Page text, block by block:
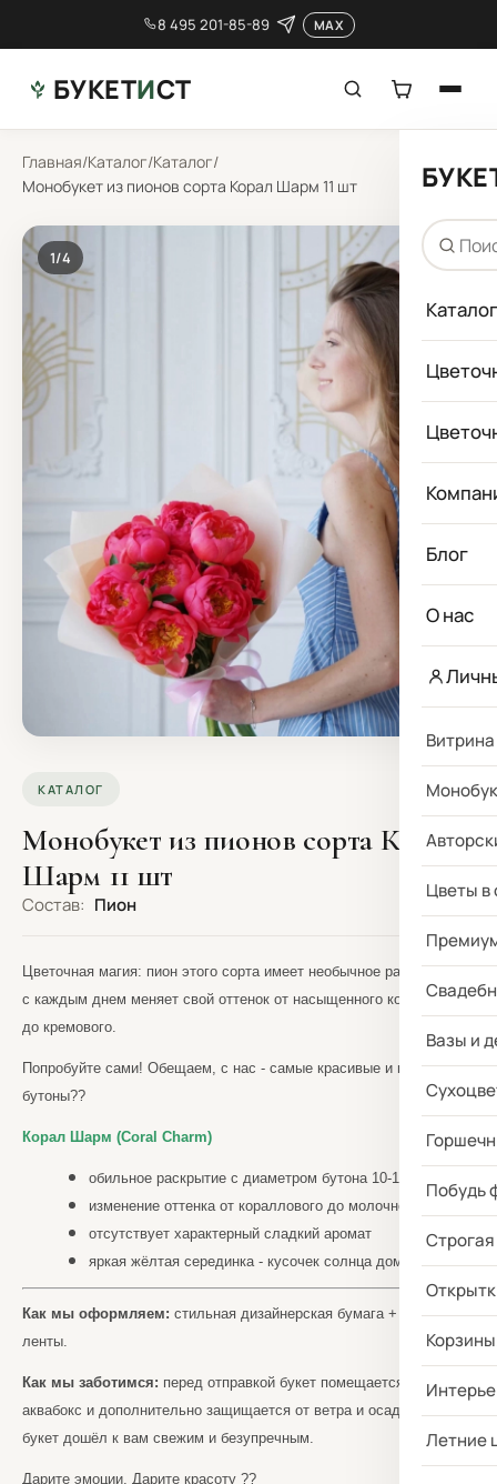
8 495 201-85-89 MAX
БУКЕТИСТ
Каталог
Блог
О нас
Цветы в
Вазы и
Побудь
Летние
Главная/Каталог/Каталог/
Монобукет из пионов сорта Корал Шарм 11 шт
1/4
КАТАЛОГ
Монобукет из пионов сорта Корал
Шарм 11 шт
Состав: Пион
Цветочная магия: пион этого сорта имеет необычное раскрытие и
с каждым днем меняет свой оттенок от насыщенного кораллового
до кремового.
Попробуйте сами! Обещаем, с нас - самые красивые и плотные
бутоны??
Корал Шарм (Coral Charm)
обильное раскрытие с диаметром бутона 10-15 см
изменение оттенка от кораллового до молочного
отсутствует характерный сладкий аромат
яркая жёлтая серединка - кусочек солнца дома
Как мы оформляем: стильная дизайнерская бумага + атласные
ленты.
Как мы заботимся: перед отправкой букет помещается в
аквабокс и дополнительно защищается от ветра и осадков, чтобы
букет дошёл к вам свежим и безупречным.
Дарите эмоции. Дарите красоту ??